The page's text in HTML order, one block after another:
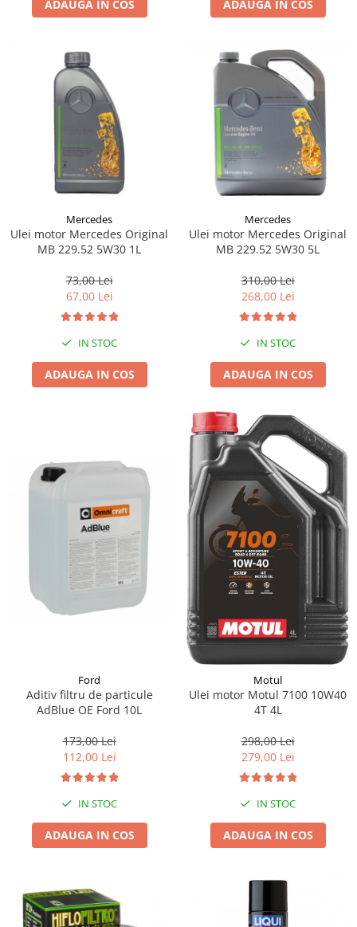
Lichid de frana
Filtre moto
Filtru combustibil
Buson golire ulei
Filtru ulei moto
Filtru aer moto
Intretinere si curatare filtre moto
Intretinere moto
Curatare moto
Covor moto
Genti bagaje moto
Suporti si placi prindere
ADAUGA IN COS ADAUGA IN COS
Mercedes
Ulei motor Mercedes Original
MB 229.52 5W30 1L
73,00 Lei
67,00 Lei
IN STOC
ADAUGA IN COS
Mercedes
Ulei motor Mercedes Original
MB 229.52 5W30 5L
310,00 Lei
268,00 Lei
IN STOC
ADAUGA IN COS
Ford
Aditiv filtru de particule
AdBlue OE Ford 10L
173,00 Lei
112,00 Lei
IN STOC
ADAUGA IN COS
Motul
Ulei motor Motul 7100 10W40
4T 4L
298,00 Lei
279,00 Lei
IN STOC
ADAUGA IN COS